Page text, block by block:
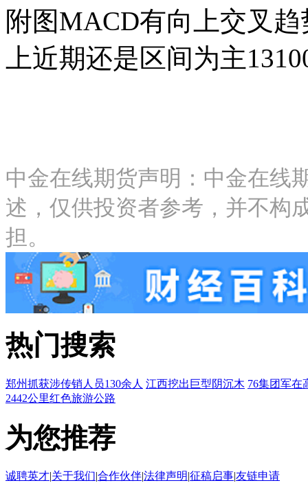
附图MACD有向上交叉
上近期还是区间为主
中金在线期货声明：中金在线
述，仅供投资者参考，并不构
担。
热门搜索
郑州抓获涉传销人员130余人 江西挖出巨型阴沉木 76集团军在
2442公里红色旅游公路
为您推荐
诚聘英才|关于我们|合作伙伴|法律声明|征稿启事|友链申请